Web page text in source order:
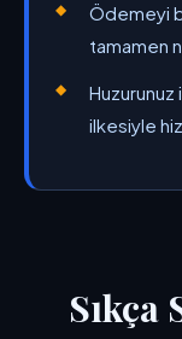
Ödemeyi
tamamen
ilkesiyle
Sıkça